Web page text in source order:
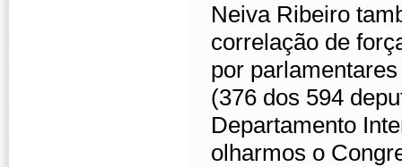
Neiva Ribeiro
correlação de
por
(376 dos 594
Departamento
olharmos o